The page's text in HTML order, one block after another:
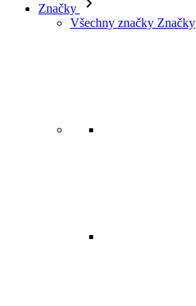
Značky
Všechny značky Značky